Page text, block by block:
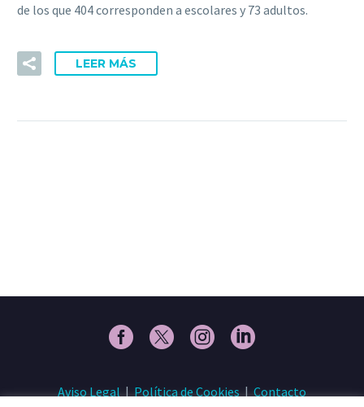
de los que 404 corresponden a escolares y 73 adultos.
LEER MÁS
Aviso Legal | Política de Cookies | Contacto